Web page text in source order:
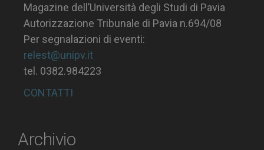
Magazine dell’Università degli Studi di Pavia
Autorizzazione Tribunale di Pavia n.694/08
Per segnalazioni di eventi:
relest@unipv.it
tel. 0382.984223
CONTATTI
Archivio